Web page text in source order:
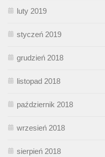
luty 2019
styczeń 2019
grudzień 2018
listopad 2018
październik 2018
wrzesień 2018
sierpień 2018